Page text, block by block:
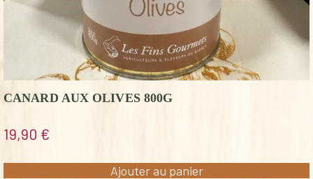
CANARD AUX OLIVES 800G
19,90 €
Ajouter au panier